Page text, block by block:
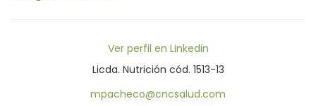
Ver perfil en Linkedin
Licda. Nutrición cód. 1513-13
mpacheco@cncsalud.com